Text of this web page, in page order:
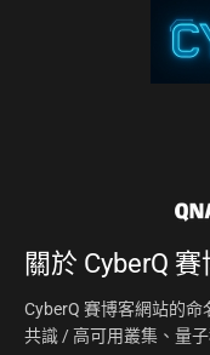
關於 CyberQ 賽
CyberQ 賽博客網站的命
共識 / 高可用叢集、量